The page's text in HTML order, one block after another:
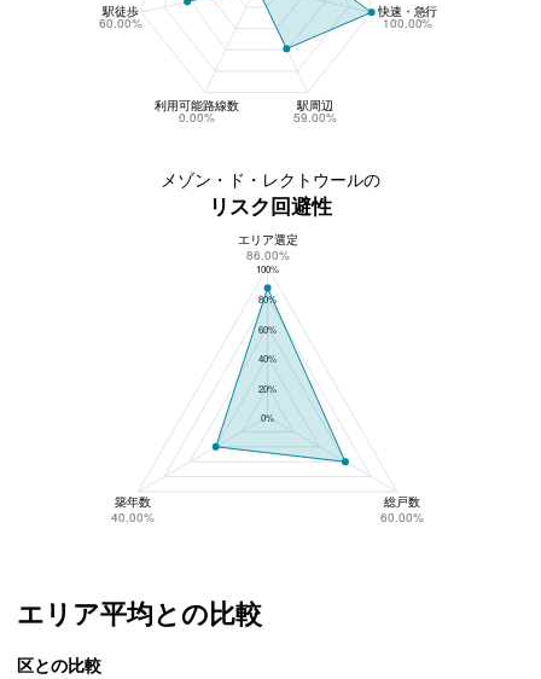
駅徒歩
60.00%
利用可能路線数
0.00%
駅周辺
59.00%
快速・急行
100.00%
メゾン・ド・レクトウールの
リスク回避性
メゾン・ド・レクトウールのリスク回避性
100%
80%
60%
40%
20%
0%
エリア選定
86.00%
築年数
40.00%
総戸数
60.00%
エリア平均との比較
区との比較